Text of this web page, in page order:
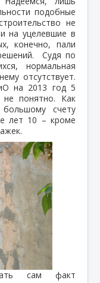
подобные
не
на уцелевшие в
конечно, пали
Судя по
нормальная
отсутствует.
на 2013 год 5
понятно. Как
счету
лет 10 – кроме
сам факт